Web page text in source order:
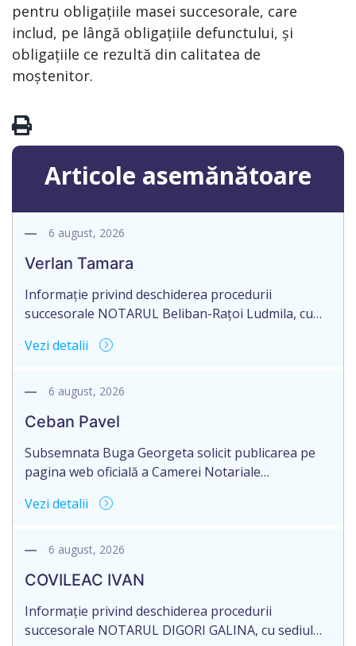
pentru obligațiile masei succesorale, care
includ, pe lângă obligațiile defunctului, și
obligațiile ce rezultă din calitatea de
moștenitor.
Articole asemănătoare
6 august, 2026
Verlan Tamara
Informație privind deschiderea procedurii
succesorale NOTARUL Beliban-Rațoi Ludmila, cu
Alexandru cel Bun, nr. 45a, anunță despre
decesului cet. Verlan Tamara, născută la 29.07.1935,
25.12.2022. Eliberarea certificatului de moștenitor
este planificată în prealabil pentru data de
10.11.2026 ( […]
Vezi detalii
6 august, 2026
Ceban Pavel
Subsemnata Buga Georgeta solicit publicarea pe
pagina web oficială a Camerei Notariale
procedurii succesorale cu următorul conținut:
succesorale NOTARUL Buga Georgeta, cu sediul
nr. 2, anunţă despre deschiderea procedurii
succesorale în urma decesului cet. Ceban Pavel,
născut la […]
Vezi detalii
6 august, 2026
COVILEAC IVAN
Informație privind deschiderea procedurii
succesorale NOTARUL DIGORI GALINA, cu sediul